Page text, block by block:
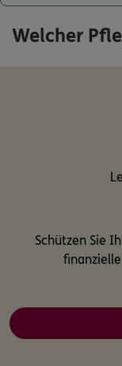
Bequem online
Welcher
Schützen Sie